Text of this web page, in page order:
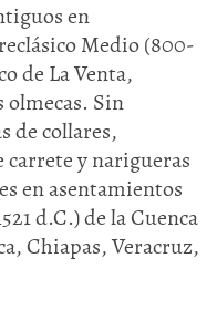
en
Medio (800-
de La Venta,
olmecas. Sin
de collares,
carrete y narigueras
en asentamientos
d.C.) de la Cuenca
Chiapas, Veracruz,